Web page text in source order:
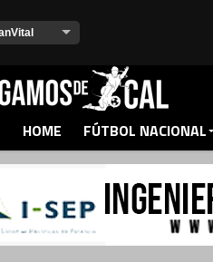
HOME FÚTBOL NACIONAL